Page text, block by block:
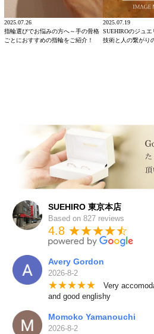
2025.07.26
指輪選びでお悩みの方へ～手の骨格
ごとにおすすめの指輪をご紹介！
2025.07.19
SUEHIROのジュ
技術と人の繋がり
SUEHIRO 東京本店
Based on 827 reviews
4.8 ★★★★★
☆
Avery Gordon
2026-8-2
★★★★★ Very
and good englishy
Momoko Yamanouchi
2026-8-2